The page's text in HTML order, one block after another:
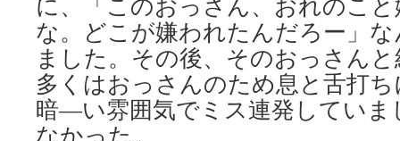
な。どこが嫌われたんだろー」
ました。その後、そのおっさん
多くはおっさんのため息と舌打
暗―い雰囲気でミス連発していま
なかった。